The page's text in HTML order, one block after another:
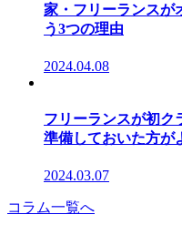
家・フリーランスが
う3つの理由
2024.04.08
フリーランスが初ク
準備しておいた方が
2024.03.07
コラム一覧へ